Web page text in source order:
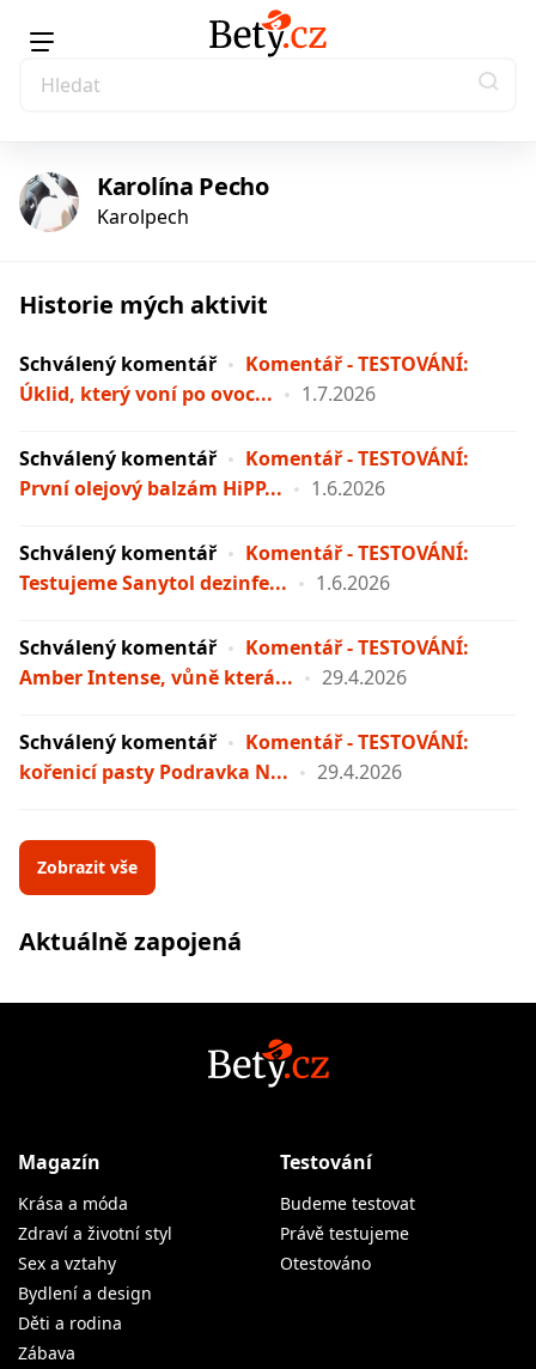
Karolína Pecho
Karolpech
Historie mých aktivit
Schválený komentář
Komentář - TESTOVÁNÍ:
Úklid, který voní po ovoc...
1.7.2026
Schválený komentář
Komentář - TESTOVÁNÍ:
První olejový balzám HiPP...
1.6.2026
Schválený komentář
Komentář - TESTOVÁNÍ:
Testujeme Sanytol dezinfe...
1.6.2026
Schválený komentář
Komentář - TESTOVÁNÍ:
Amber Intense, vůně která...
29.4.2026
Schválený komentář
Komentář - TESTOVÁNÍ:
kořenicí pasty Podravka N...
29.4.2026
Zobrazit vše
Aktuálně zapojená
Magazín
Krása a móda
Zdraví a životní styl
Sex a vztahy
Bydlení a design
Děti a rodina
Zábava
Testování
Budeme testovat
Právě testujeme
Otestováno